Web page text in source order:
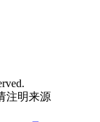
注明来源